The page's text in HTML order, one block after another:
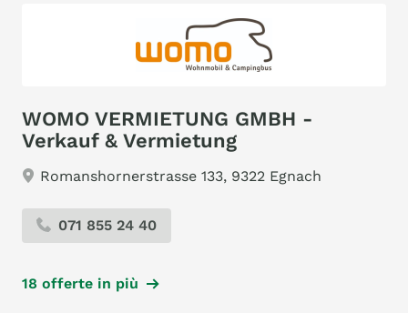
WOMO VERMIETUNG GMBH -
Verkauf & Vermietung
Romanshornerstrasse 133, 9322 Egnach
071 855 24 40
18 offerte in più